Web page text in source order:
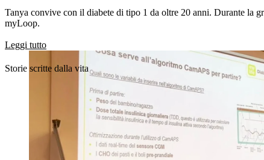
Tanya convive con il diabete di tipo 1 da oltre 20 anni. Durante la
myLoop.
Leggi tutto
Storie scritte dalla vita